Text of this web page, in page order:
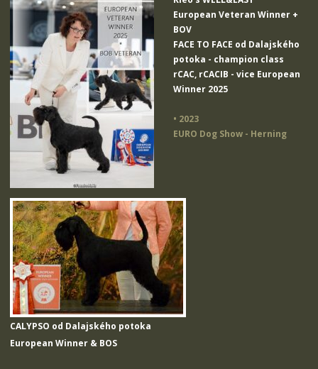
European Veteran Winner +
BOV
FACE TO FACE od Dalajského
potoka - champion class
rCAC, rCACIB - vice European
Winner 2025
• 2023
EURO Dog Show - Herning
CALYPSO od Dalajského potoka
European Winner & BOS